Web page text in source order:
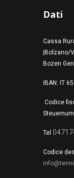
Dati
Cassa
|Bolzano/
Bozen
IBAN: IT
Codice
Tel
Codice